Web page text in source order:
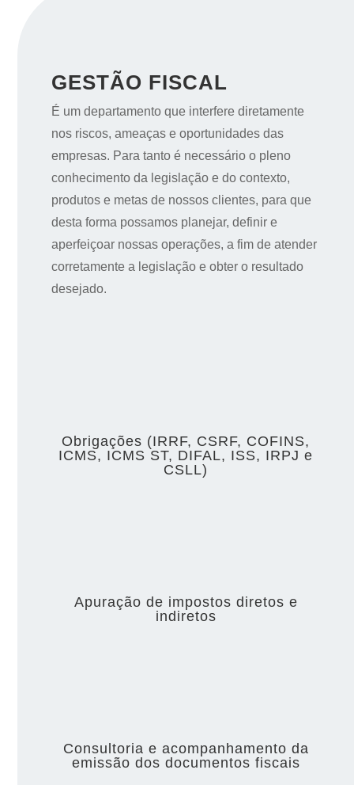
GESTÃO FISCAL
É um departamento que interfere diretamente
nos riscos, ameaças e oportunidades das
empresas. Para tanto é necessário o pleno
conhecimento da legislação e do contexto,
produtos e metas de nossos clientes, para que
desta forma possamos planejar, definir e
aperfeiçoar nossas operações, a fim de atender
corretamente a legislação e obter o resultado
desejado.
Obrigações (IRRF, CSRF, COFINS,
ICMS, ICMS ST, DIFAL, ISS, IRPJ e
CSLL)
Apuração de impostos diretos e
indiretos
Consultoria e acompanhamento da
emissão dos documentos fiscais